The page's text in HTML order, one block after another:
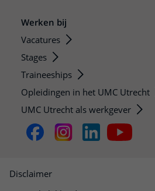
Werken bij
Vacatures
Stages
Traineeships
Opleidingen in het UMC Utrecht
UMC Utrecht als werkgever
Disclaimer